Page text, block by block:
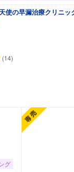
使の早漏治療クリニッ
(14)
グ